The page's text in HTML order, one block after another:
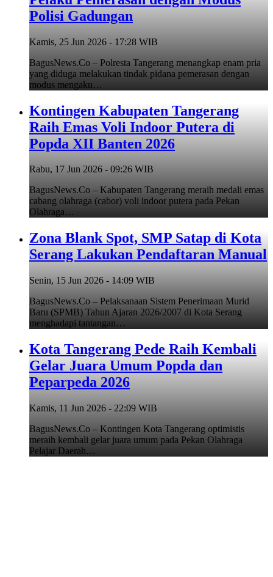
Polisi Gadungan
Kamis, 25 Jun 2026 - 17:28 WIB
BagusNews.Co – Polresta Tangerang menangkap enam pria
yang diduga melakukan tindak pidana pemerasan dengan
modus mengaku…
Kontingen Kabupaten Tangerang
Raih Emas Voli Indoor Putera di
Popda XII Banten 2026
Rabu, 17 Jun 2026 - 09:26 WIB
BagusNews.Co – Kabupaten Tangerang meraih medali emas
cabang olahraga (cabor) voli indoor putera pada Pekan
Olahraga…
Zona Blank Spot, SMP Satap di Kota
Serang Lakukan Pendaftaran Manual
Senin, 15 Jun 2026 - 14:09 WIB
BagusNews.Co – Pelaksanaan Sistem Penerimaan Murid
Baru (SPMB) Tahun Ajaran 2026/2007 di Kota Serang
menghadapi tantangan…
Kota Tangerang Pede Raih Kembali
Gelar Juara Umum Popda dan
Peparpeda 2026
Kamis, 11 Jun 2026 - 22:09 WIB
BagusNews.Co – Kontingen Kota Tangerang optimistis
meraih kembali gelar juara umum pada Pekan Olahraga
Pelajar Daerah…